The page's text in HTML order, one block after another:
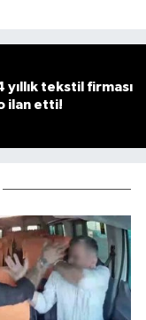
yıllık tekstil firması
ilan etti!